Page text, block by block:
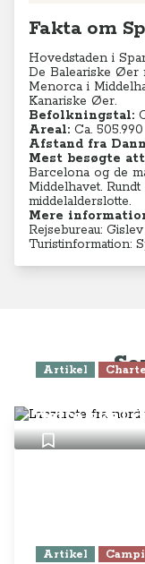
Fakta om
Hovedstaden i
De Baleariske Øer
Menorca i
Kanariske Øer.
Befolkningstal:
Areal: Ca. 505.990
Afstand fra
Mest besøgte
Barcelona og de
Middelhavet.
middelalderslotte.
Mere
Rejsebureau:
Turistinformation:
Artikel
dette skal
Artikel